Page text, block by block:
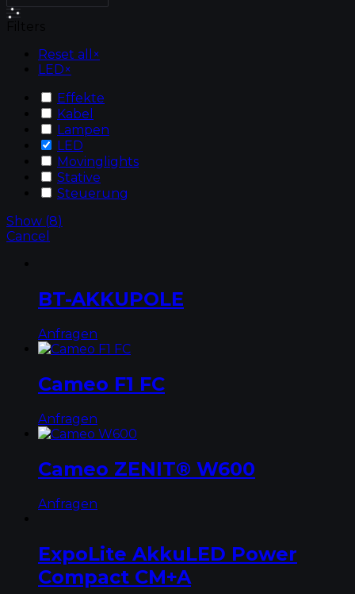
Reset all
×
LED×
Effekte
Kabel
Lampen
LED
Movinglights
Stative
Steuerung
Show (8)
Cancel
BT-AKKUPOLE
Anfragen
Cameo F1 FC
Anfragen
Cameo ZENIT® W600
Anfragen
ExpoLite AkkuLED Power
Compact CM+A